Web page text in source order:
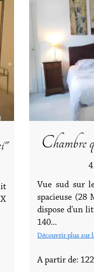
Chambre
Vue sud sur
spacieuse (28
dispose d'un
140...
Découvrir plus sur
A partir de: